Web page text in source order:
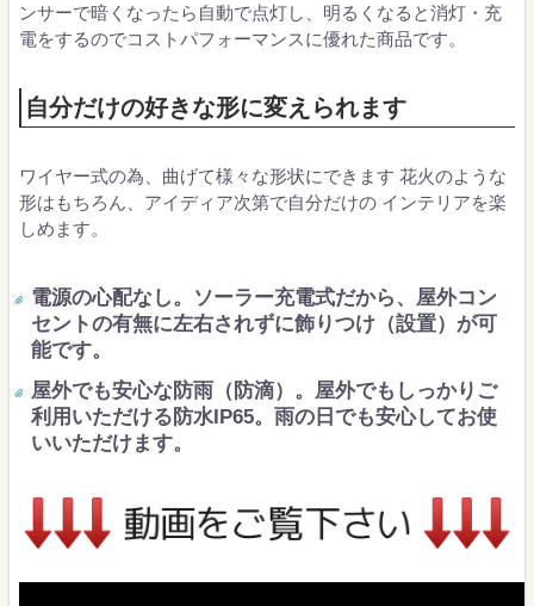
ンサーで暗くなったら自動で点灯し、明るくなると消灯・充
電をするのでコストパフォーマンスに優れた商品です。
自分だけの好きな形に変えられます
ワイヤー式の為、曲げて様々な形状にできます 花火のような
形はもちろん、アイディア次第で自分だけの インテリアを楽
しめます。
電源の心配なし。ソーラー充電式だから、屋外コン
セントの有無に左右されずに飾りつけ（設置）が可
能です。
屋外でも安心な防雨（防滴）。屋外でもしっかりご
利用いただける防水IP65。雨の日でも安心してお使
いいただけます。